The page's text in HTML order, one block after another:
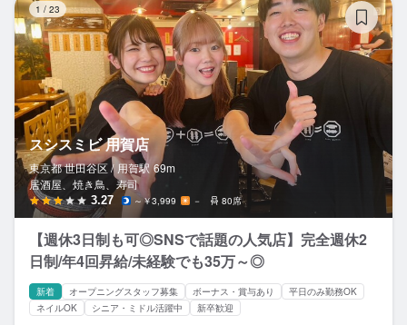
1 / 23
スシスミビ 用賀店
東京都 世田谷区 / 用賀駅 69m
居酒屋、焼き鳥、寿司
3.27 ～￥3,999 － 80席
【週休3日制も可◎SNSで話題の人気店】完全週休2
日制/年4回昇給/未経験でも35万～◎
新着 オープニングスタッフ募集 ボーナス・賞与あり
平日のみ勤務OK
ネイルOK
シニア・ミドル活躍中 新卒歓迎